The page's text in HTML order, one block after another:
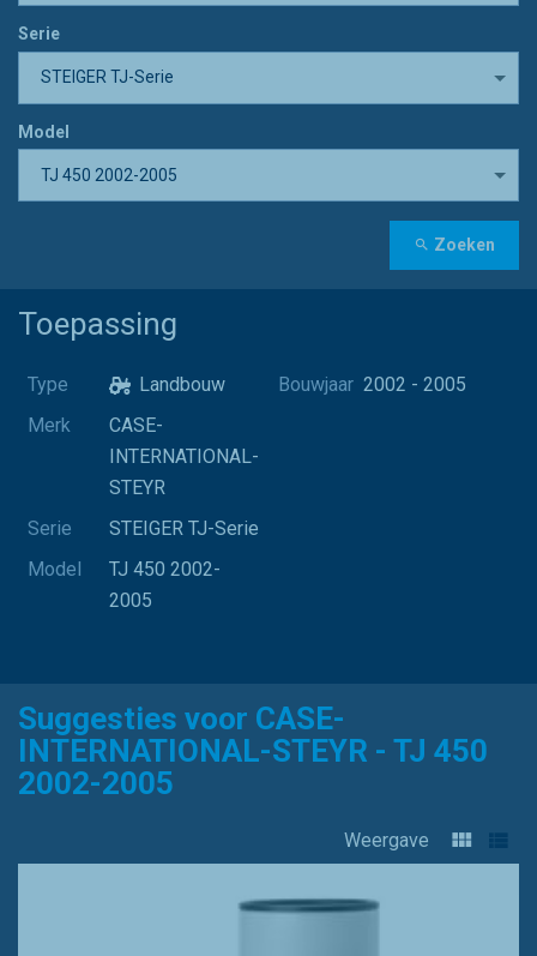
Serie
STEIGER TJ-Serie
Model
TJ 450 2002-2005
Zoeken
Toepassing
Type
Landbouw
Merk
CASE-
INTERNATIONAL-
STEYR
Serie
STEIGER TJ-Serie
Model
TJ 450 2002-
2005
Bouwjaar 2002 - 2005
Suggesties voor CASE-
INTERNATIONAL-STEYR - TJ 450
2002-2005
Weergave